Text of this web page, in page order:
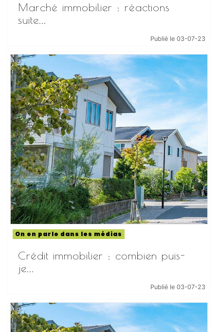
Marché immobilier : réactions
suite...
Publié le 03-07-23
On en parle dans les médias
Crédit immobilier : combien puis-
je...
Publié le 03-07-23